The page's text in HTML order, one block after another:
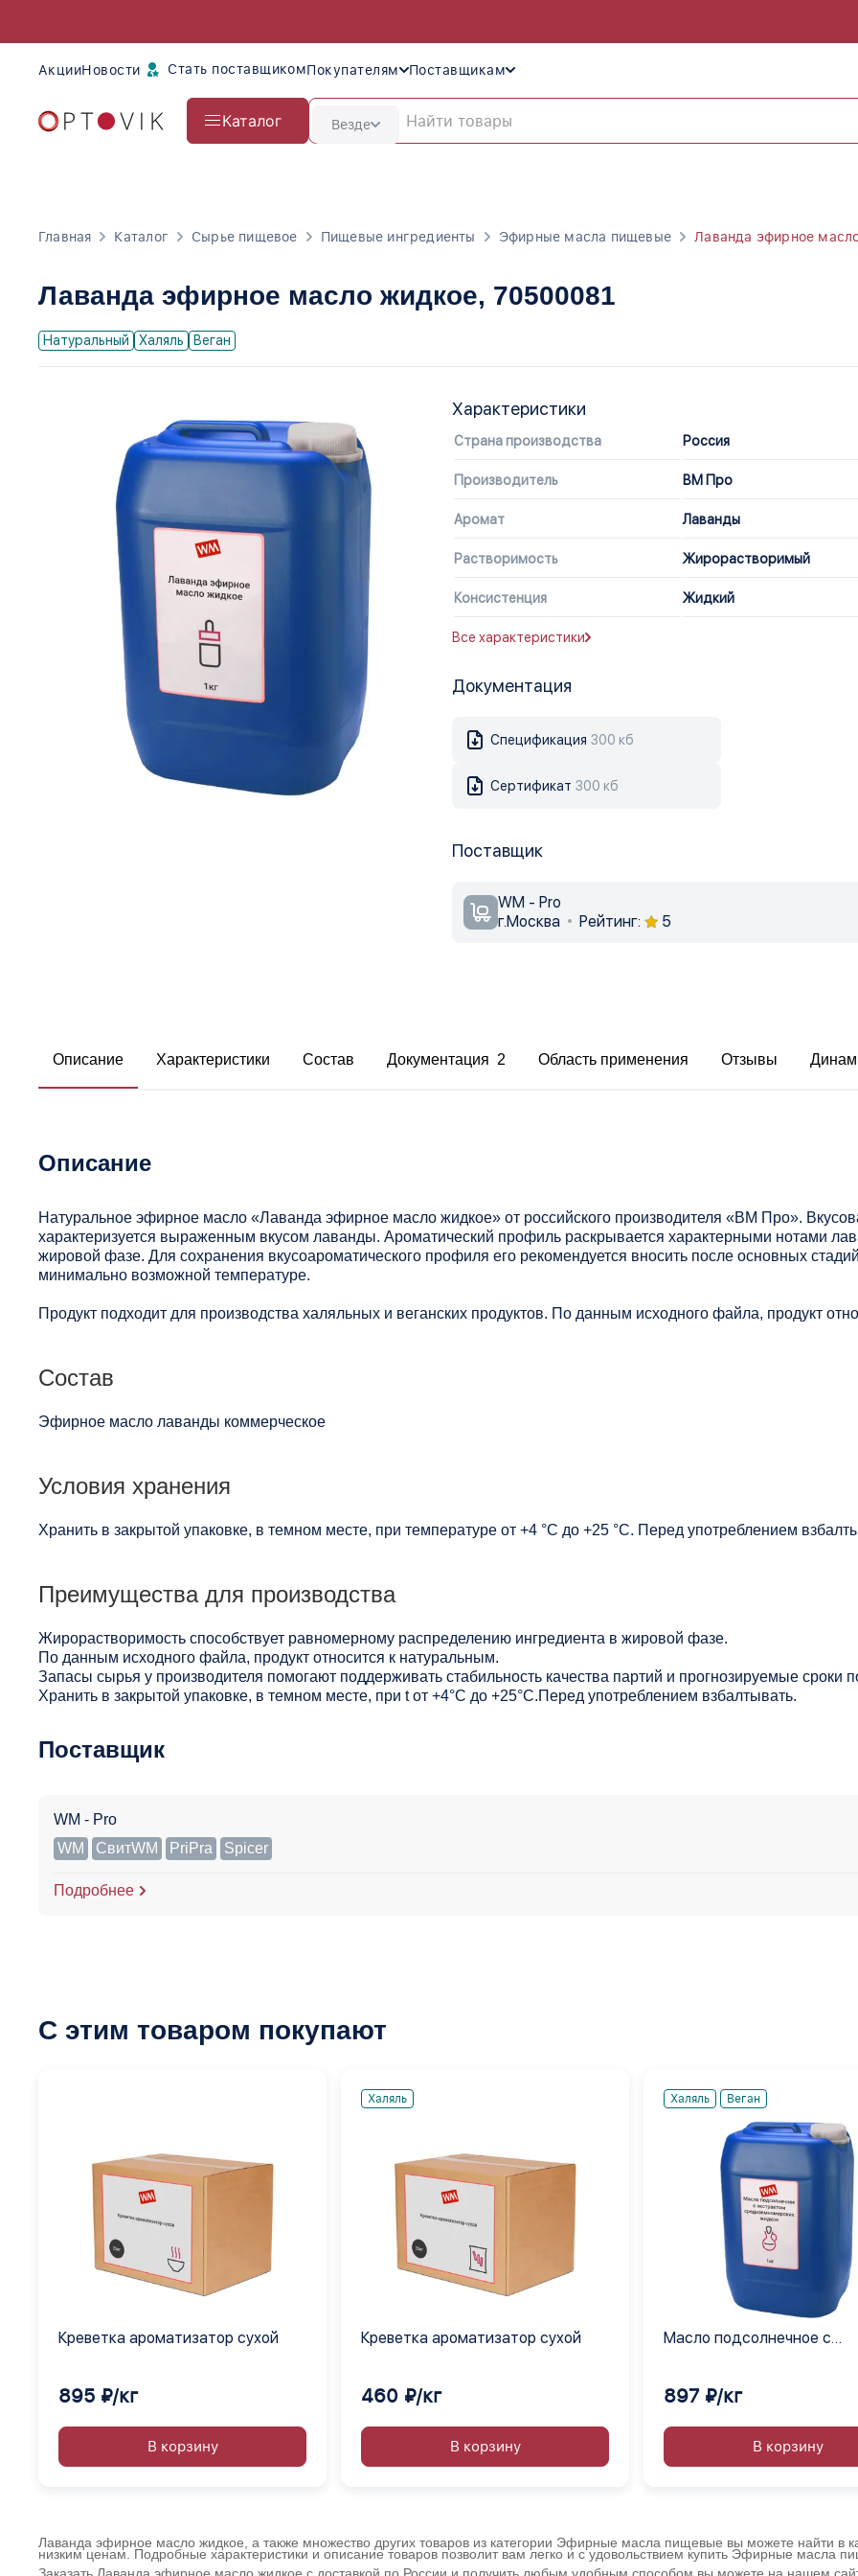
АкцииНовости Стать поставщикомПокупателям Поставщикам
Каталог Везде
Главная Каталог Сырье пищевое Пищевые ингредиенты Эфирные масла пищевые Лаванда эфирное
Лаванда эфирное масло жидкое, 70500081
Натуральный Халяль Веган
Характеристики
Страна производства Россия
Производитель ВМ Про
Аромат Лаванды
Растворимость Жирорастворимый
Консистенция Жидкий
Все характеристики
Документация
Спецификация 300 кб
Сертификат 300 кб
Поставщик
WM - Pro
г.Москва
Рейтинг: 5
Описание Характеристики Состав Документация 2 Область применения Отзывы
Описание
Натуральное эфирное масло «Лаванда эфирное масло жидкое» от российского производителя «ВМ Про».
характеризуется выраженным вкусом лаванды. Ароматический профиль раскрывается характерными нотами
жировой фазе. Для сохранения вкусоароматического профиля его рекомендуется вносить после основных
минимально возможной температуре.
Продукт подходит для производства халяльных и веганских продуктов. По данным исходного файла, продукт
Состав
Эфирное масло лаванды коммерческое
Условия хранения
Хранить в закрытой упаковке, в темном месте, при температуре от +4 °C до +25 °C. Перед употреблением
Преимущества для производства
Жирорастворимость способствует равномерному распределению ингредиента в жировой фазе.
По данным исходного файла, продукт относится к натуральным.
Запасы сырья у производителя помогают поддерживать стабильность качества партий и прогнозируемые сроки
Хранить в закрытой упаковке, в темном месте, при t от +4°С до +25°С.Перед употреблением взбалтывать.
Поставщик
WM - Pro
WM
СвитWM PriPra Spicer
Подробнее
С этим товаром покупают
Креветка ароматизатор сухой
895 ₽/кг
В корзину
Халяль
Креветка ароматизатор сухой
460 ₽/кг
В корзину
Халяль Веган
Масло подсолнечное с
жидкое
897 ₽/кг
В корзину
Лаванда эфирное масло жидкое, а также множество других товаров из категории Эфирные масла пищевые вы можете найти в
низким ценам. Подробные характеристики и описание товаров позволит вам легко и с удовольствием купить Эфирные масла